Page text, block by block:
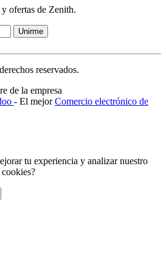
ofertas de Zenith.
Unirme
reservados.
de la empresa
- El mejorComercio electrónico de
tu experiencia y analizar nuestro